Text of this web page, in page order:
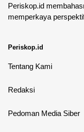
Periskop.id
memperkaya
Periskop.id
Tentang Kami
Redaksi
Pedoman Media Siber